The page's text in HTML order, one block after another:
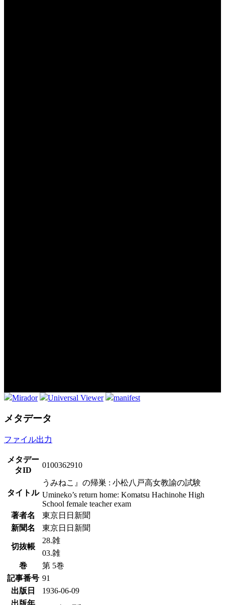
Mirador Universal Viewer manifest
メタデータ
ファイル出力
メタデー
タID
0100362910
タイトル
うみねこ』の帰巣 : 小松八戸高女教諭の試験
Umineko’s return home: Komatsu Hachinohe High
School female teacher exam
著者名
東京日日新聞
新聞名
東京日日新聞
切抜帳
28.雑
03.雑
巻
第 5巻
記事番号 91
出版日
1936-06-09
出版年